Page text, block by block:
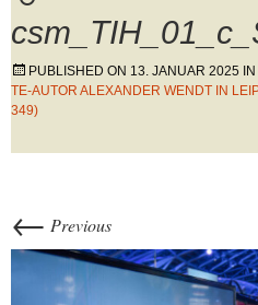
PUBLISHED ON 13. JANUAR 2025 IN
TE-AUTOR ALEXANDER WENDT IN
349)
← Previous